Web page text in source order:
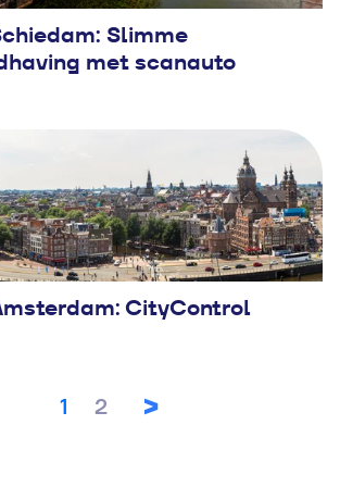
Slimme
met scanauto
CityControl
1 2